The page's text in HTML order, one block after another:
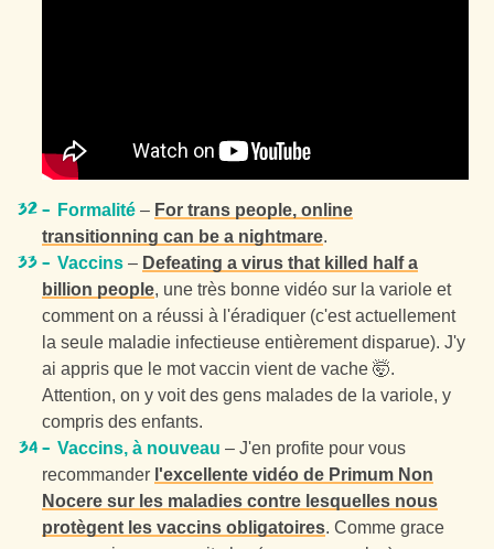
Formalité – For trans people, online
transitionning can be a nightmare.
Vaccins – Defeating a virus that killed half a
billion people, une très bonne vidéo sur la variole et
comment on a réussi à l'éradiquer (c'est actuellement
la seule maladie infectieuse entièrement disparue). J'y
ai appris que le mot vaccin vient de vache 🤯.
Attention, on y voit des gens malades de la variole, y
compris des enfants.
Vaccins, à nouveau – J'en profite pour vous
recommander l'excellente vidéo de Primum Non
Nocere sur les maladies contre lesquelles nous
protègent les vaccins obligatoires. Comme grace